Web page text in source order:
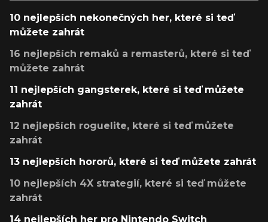
10 nejlepších nekonečných her, které si teď
můžete zahrát
16 nejlepších remaků a remasterů, které si teď
můžete zahrát
11 nejlepších gangsterek, které si teď můžete
zahrát
12 nejlepších roguelite, které si teď můžete
zahrát
13 nejlepších hororů, které si teď můžete zahrát
10 nejlepších 4X strategií, které si teď můžete
zahrát
14 nejlepších her pro Nintendo Switch